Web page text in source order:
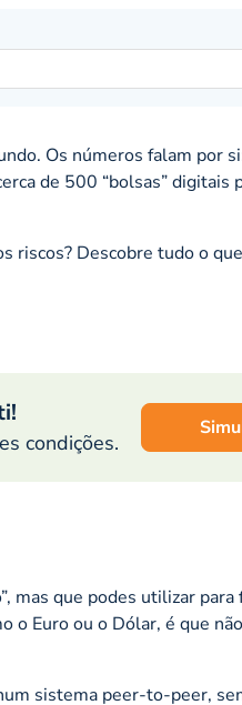
Os números falam por
de 500 “bolsas” digitais
riscos? Descobre tudo o
condições.
mas que podes utilizar para
o Euro ou o Dólar, é que
sistema peer-to-peer,